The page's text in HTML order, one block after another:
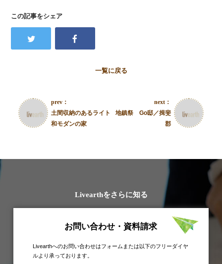
この記事をシェア
一覧に戻る
prev：
土間収納のあるライト
和モダンの家
next：
地鎮祭 Go邸／揖斐
郡
Livearthをさらに知る
お問い合わせ・資料請求
Livearthへのお問い合わせはフォームまたは以下のフリーダイヤ
ルより承っております。